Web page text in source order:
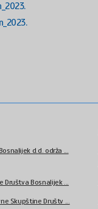
d.d. održa ...
Bosnalijek ...
Skupštine Društv ...